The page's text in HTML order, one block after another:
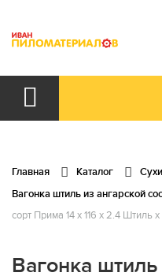
Главная Каталог
Вагонка штиль из ангарской
сорт Прима 14 x 116 x 2.4 Штиль x
Вагонка